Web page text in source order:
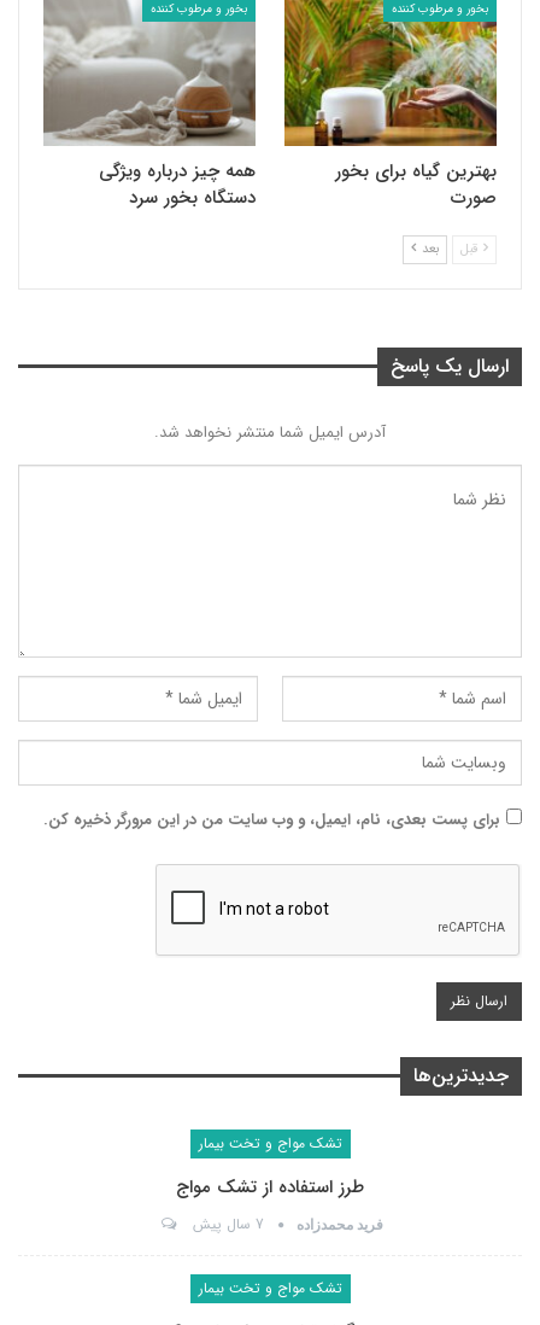
بخور و مرطوب کننده
بهترین گیاه برای بخور
صورت
بخور و مرطوب کننده
همه چیز درباره ویژگی
دستگاه بخور سرد
قبل بعد
ارسال یک پاسخ
آدرس ایمیل شما منتشر نخواهد شد.
برای پست بعدی، نام، ایمیل، و وب سایت من در این مرورگر ذخیره کن.
جدیدترین‌ها
تشک مواج و تخت بیمار
طرز استفاده از تشک مواج
فرید محمدزاده 7 سال پیش
تشک مواج و تخت بیمار